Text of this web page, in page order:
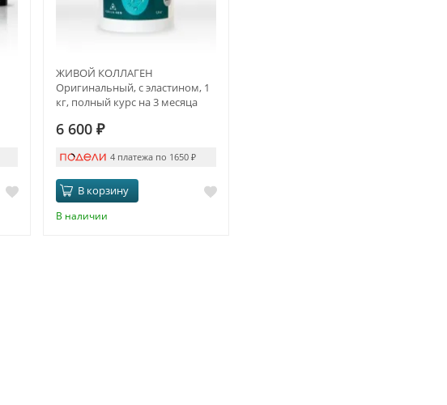
ЖИВОЙ КОЛЛАГЕН
Оригинальный, с эластином, 1
кг, полный курс на 3 месяца
6 600 ₽
4 платежа по 1650₽
В корзину
В наличии